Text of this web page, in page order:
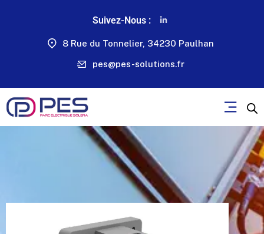
Suivez-Nous :
8 Rue du Tonnelier, 34230 Paulhan
pes@pes-solutions.fr